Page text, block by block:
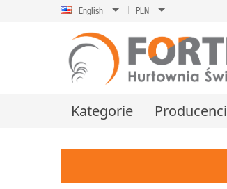
English PLN
Kategorie Producenci